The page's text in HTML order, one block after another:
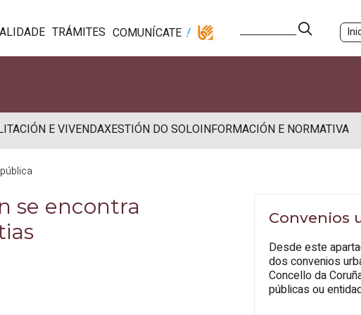
TRÁMITES COMUNÍCATE
E VIVENDAXESTIÓN DO SOLOINFORMACIÓN E NORMATIVA
se encontra
Convenios
Desde este
dos convenios
Concello da
públicas ou